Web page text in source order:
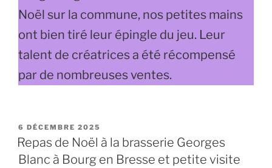
Noël sur la commune, nos petites mains
ont bien tiré leur épingle du jeu. Leur
talent de créatrices a été récompensé
par de nombreuses ventes.
PUBLIÉ
LE
6 DÉCEMBRE 2025
Repas de Noël à la brasserie Georges
Blanc à Bourg en Bresse et petite visite